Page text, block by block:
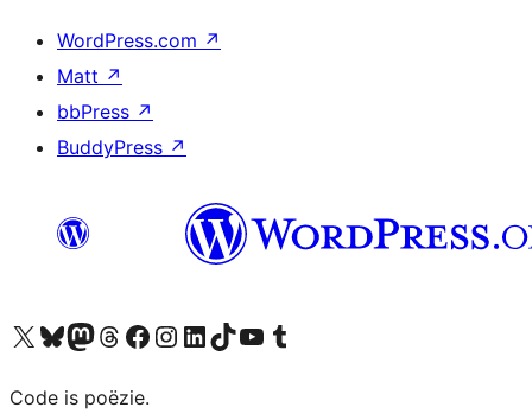
WordPress.com ↗
Matt ↗
bbPress ↗
BuddyPress ↗
Bezoek ons X (voorheen Twitter) account
Bezoek ons Bluesky account
Bezoek ons Mastodon account
Bezoek ons Threads account
Onze Facebook pagina bezoeken
Bezoek ons Instagram account
Bezoek ons LinkedIn account
Bezoek ons TikTok account
Bezoek ons YouTube kanaalBezoek ons Tumblr account
Code is poëzie.